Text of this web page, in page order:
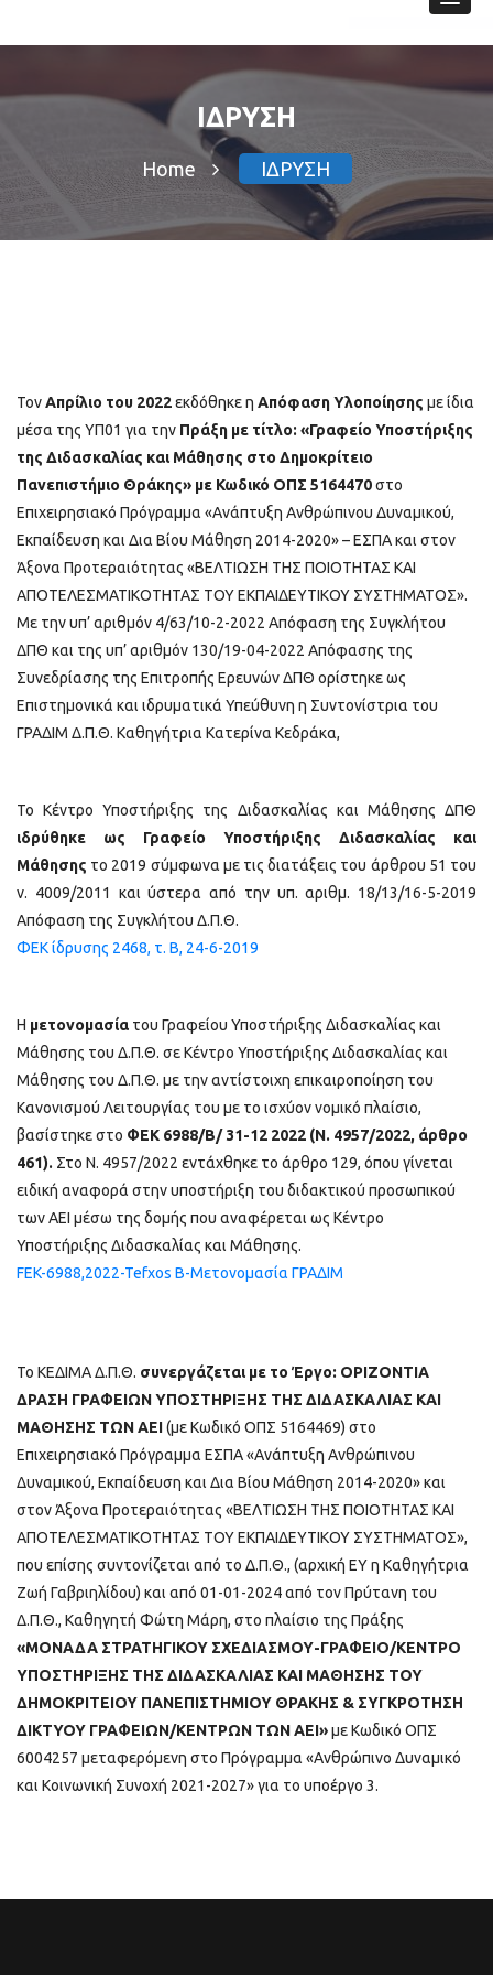
Κέντρο Υποστήριξης
Διδασκαλίας &
Μάθησης
ΙΔΡΥΣΗ
Home ΙΔΡΥΣΗ
ΤονΑπρίλιο του 2022εκδόθηκε η Απόφαση Υλοποίησης με ίδια
μέσα της ΥΠ01 για την Πράξη με τίτλο: «Γραφείο Υποστήριξης
της Διδασκαλίας και Μάθησης στο Δημοκρίτειο
Πανεπιστήμιο Θράκης» με Κωδικό ΟΠΣ 5164470στο
Επιχειρησιακό Πρόγραμμα «Ανάπτυξη Ανθρώπινου Δυναμικού,
Εκπαίδευση και Δια Βίου Μάθηση 2014-2020» – ΕΣΠΑ και στον
Άξονα Προτεραιότητας «ΒΕΛΤΙΩΣΗ ΤΗΣ ΠΟΙΟΤΗΤΑΣ ΚΑΙ
ΑΠΟΤΕΛΕΣΜΑΤΙΚΟΤΗΤΑΣ ΤΟΥ ΕΚΠΑΙΔΕΥΤΙΚΟΥ ΣΥΣΤΗΜΑΤΟΣ».
Mε την υπ’ αριθμόν 4/63/10-2-2022 Απόφαση της Συγκλήτου
ΔΠΘ και της υπ’ αριθμόν 130/19-04-2022 Απόφασης της
Συνεδρίασης της Επιτροπής Ερευνών ΔΠΘ ορίστηκε ως
Επιστημονικά και ιδρυματικά Υπεύθυνη η Συντονίστρια του
ΓΡΑΔΙΜ Δ.Π.Θ. Καθηγήτρια Κατερίνα Κεδράκα,
Το Κέντρο Υποστήριξης της Διδασκαλίας και Μάθησης ΔΠΘ
ιδρύθηκε ως Γραφείο Υποστήριξης Διδασκαλίας και
Μάθησης το 2019 σύμφωνα με τις διατάξεις του άρθρου 51 του
ν. 4009/2011 και ύστερα από την υπ. αριθμ. 18/13/16-5-2019
Απόφαση της Συγκλήτου Δ.Π.Θ.
ΦΕΚ ίδρυσης 2468, τ. Β, 24-6-2019
Η μετονομασία του Γραφείου Υποστήριξης Διδασκαλίας και
Μάθησης του Δ.Π.Θ. σε Κέντρο Υποστήριξης Διδασκαλίας και
Μάθησης του Δ.Π.Θ. με την αντίστοιχη επικαιροποίηση του
Κανονισμού Λειτουργίας του με το ισχύον νομικό πλαίσιο,
βασίστηκε στο ΦΕΚ 6988/Β/ 31-12 2022 (Ν. 4957/2022, άρθρο
461). Στο Ν. 4957/2022 εντάχθηκε το άρθρο 129, όπου γίνεται
ειδική αναφορά στην υποστήριξη του διδακτικού προσωπικού
των ΑΕΙ μέσω της δομής που αναφέρεται ως Κέντρο
Υποστήριξης Διδασκαλίας και Μάθησης.
FEK-6988,2022-Tefxos B-Μετονομασία ΓΡΑΔΙΜ
Το ΚΕΔΙΜΑ Δ.Π.Θ. συνεργάζεται με το Έργο: ΟΡΙΖΟΝΤΙΑ
ΔΡΑΣΗ ΓΡΑΦΕΙΩΝ ΥΠΟΣΤΗΡΙΞΗΣ ΤΗΣ ΔΙΔΑΣΚΑΛΙΑΣ ΚΑΙ
ΜΑΘΗΣΗΣ ΤΩΝ ΑΕΙ(με Κωδικό ΟΠΣ 5164469) στο
Επιχειρησιακό Πρόγραμμα ΕΣΠΑ «Ανάπτυξη Ανθρώπινου
Δυναμικού, Εκπαίδευση και Δια Βίου Μάθηση 2014-2020» και
στον Άξονα Προτεραιότητας «ΒΕΛΤΙΩΣΗ ΤΗΣ ΠΟΙΟΤΗΤΑΣ ΚΑΙ
ΑΠΟΤΕΛΕΣΜΑΤΙΚΟΤΗΤΑΣ ΤΟΥ ΕΚΠΑΙΔΕΥΤΙΚΟΥ ΣΥΣΤΗΜΑΤΟΣ»,
που επίσης συντονίζεται από το Δ.Π.Θ., (αρχική ΕΥ η Καθηγήτρια
Ζωή Γαβριηλίδου) και από 01-01-2024 από τον Πρύτανη του
Δ.Π.Θ., Καθηγητή Φώτη Μάρη, στο πλαίσιο της Πράξης
«ΜΟΝΑΔΑ ΣΤΡΑΤΗΓΙΚΟΥ ΣΧΕΔΙΑΣΜΟΥ-ΓΡΑΦΕΙΟ/ΚΕΝΤΡΟ
ΥΠΟΣΤΗΡΙΞΗΣ ΤΗΣ ΔΙΔΑΣΚΑΛΙΑΣ ΚΑΙ ΜΑΘΗΣΗΣ ΤΟΥ
ΔΗΜΟΚΡΙΤΕΙΟΥ ΠΑΝΕΠΙΣΤΗΜΙΟΥ ΘΡΑΚΗΣ & ΣΥΓΚΡΟΤΗΣΗ
ΔΙΚΤΥΟΥ ΓΡΑΦΕΙΩΝ/ΚΕΝΤΡΩΝ ΤΩΝ ΑΕΙ»με Κωδικό ΟΠΣ
6004257 μεταφερόμενη στο Πρόγραμμα «Ανθρώπινο Δυναμικό
και Κοινωνική Συνοχή 2021-2027» για το υποέργο 3.